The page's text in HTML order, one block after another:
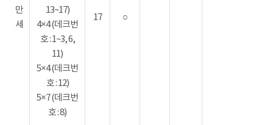
만
세
13~17)
4×4 (데크번
호 : 1~3, 6,
11)
5×4 (데크번
호 : 12)
5×7 (데크번
호 : 8)
17 ○